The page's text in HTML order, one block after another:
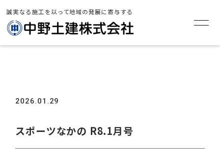
誠実なる施工を以って地域の発展に寄与する
TOP> お知らせ>スポーツなかの R8.1月号
2026.01.29
スポーツなかの R8.1月号